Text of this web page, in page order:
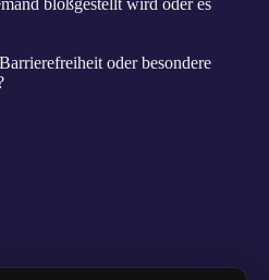
oder besondere